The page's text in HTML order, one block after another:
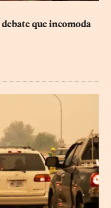
que incomoda